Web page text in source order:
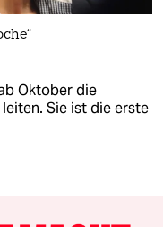
Oktober die
Sie ist die erste